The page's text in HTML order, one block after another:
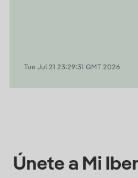
Tue Jul 21 23:29:31 GMT 2026
Únete a Mi